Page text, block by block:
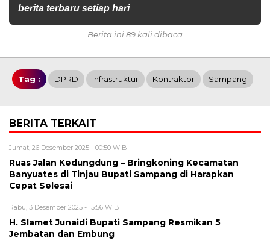
berita terbaru setiap hari
Berita ini 89 kali dibaca
Tag : DPRD Infrastruktur Kontraktor Sampang
BERITA TERKAIT
Jumat, 26 Desember 2025 - 00:50 WIB
Ruas Jalan Kedungdung – Bringkoning Kecamatan
Banyuates di Tinjau Bupati Sampang di Harapkan
Cepat Selesai
Rabu, 3 Desember 2025 - 15:56 WIB
H. Slamet Junaidi Bupati Sampang Resmikan 5
Jembatan dan Embung